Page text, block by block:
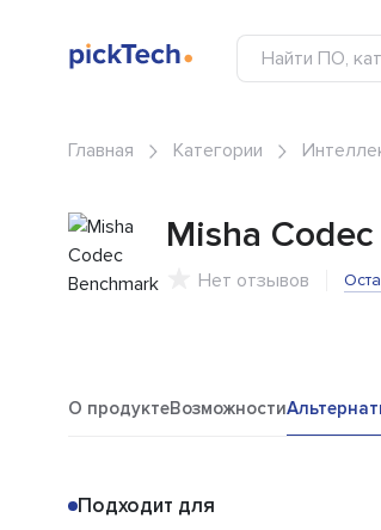
Главная Категории
Misha
Нет отзывов
О продуктеВозможности
Подходит для